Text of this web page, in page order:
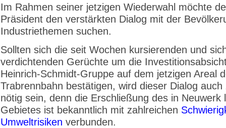
Im Rahmen seiner jetzigen Wiederwahl möchte
Präsident den verstärkten Dialog mit der
Industriethemen suchen.
Sollten sich die seit Wochen kursierenden und
verdichtenden Gerüchte um die
Heinrich-Schmidt-Gruppe auf dem jetzigen Areal
Trabrennbahn bestätigen, wird dieser Dialog auch
nötig sein, denn die Erschließung des in Neuwerk
Gebietes ist bekanntlich mit zahlreichen
Umweltrisiken verbunden.